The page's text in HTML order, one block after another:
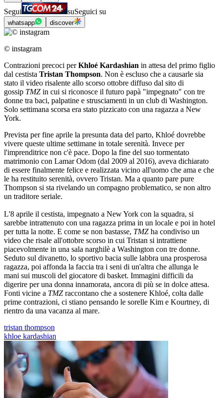
Segui suSeguici su
whatsapp discover
© instagram
Contrazioni precoci perKhloé Kardashian in attesa del primo figlio
dal cestista Tristan Thompson. Non è escluso che a causarle sia
stato il video risalente allo scorso ottobre diffuso dal sito di
gossip TMZ in cui si riconosce il futuro papà "impegnato" con tre
donne tra baci, palpatine e strusciamenti in un club di Washington.
Solo settimana scorsa era stato pizzicato con una ragazza a New
York.
Prevista per fine aprile la presunta data del parto, Khloé dovrebbe
vivere queste ultime settimane in totale serenità. Invece per
l'imprenditrice non c'è pace. Dopo la fine del suo tormentato
matrimonio con Lamar Odom (dal 2009 al 2016), aveva dichiarato
di essere finalmente felice e realizzata vicino all'uomo che ama e che
le ha restituito serenità, ovvero Tristan. Ma a quanto pare pure
Thompson si sta rivelando un compagno problematico, se non altro
un traditore seriale.
L'8 aprile il cestista, impegnato a New York con la squadra, si
sarebbe intrattenuto con una ragazza prima in un locale e poi in hotel
per tutta la notte. E come se non bastasse, TMZ ha condiviso un
video che risale all'ottobre scorso in cui Tristan si intrattiene
piacevolmente in una sala narghilè a Washington con tre donne.
Seduto sul divanetto, lo sportivo bacia sulle labbra una prosperosa
ragazza, poi affonda la faccia tra i seni di un'altra che allunga le
mani sui muscoli del giocatore di basket. Immagini difficili da
digerire per una donna innamorata, ancora di più se in dolce attesa.
Fonti vicine a TMZ raccontano che a sostenere Khloé, colta dalle
prime contrazioni, ci stiano pensando le sorelle Kim e Kourtney, di
rientro da una vacanza al mare.
tristan thompson
khloe kardashian